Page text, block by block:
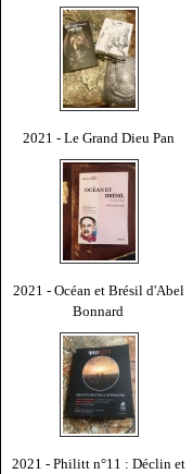
2021 - Le Grand Dieu Pan
2021 - Océan et Brésil d'Abel
Bonnard
2021 - Philitt n°11 : Déclin et